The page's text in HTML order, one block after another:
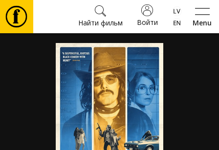
Menu
Войти
Найти фильм
Фильмы
Культура
Мероприятия